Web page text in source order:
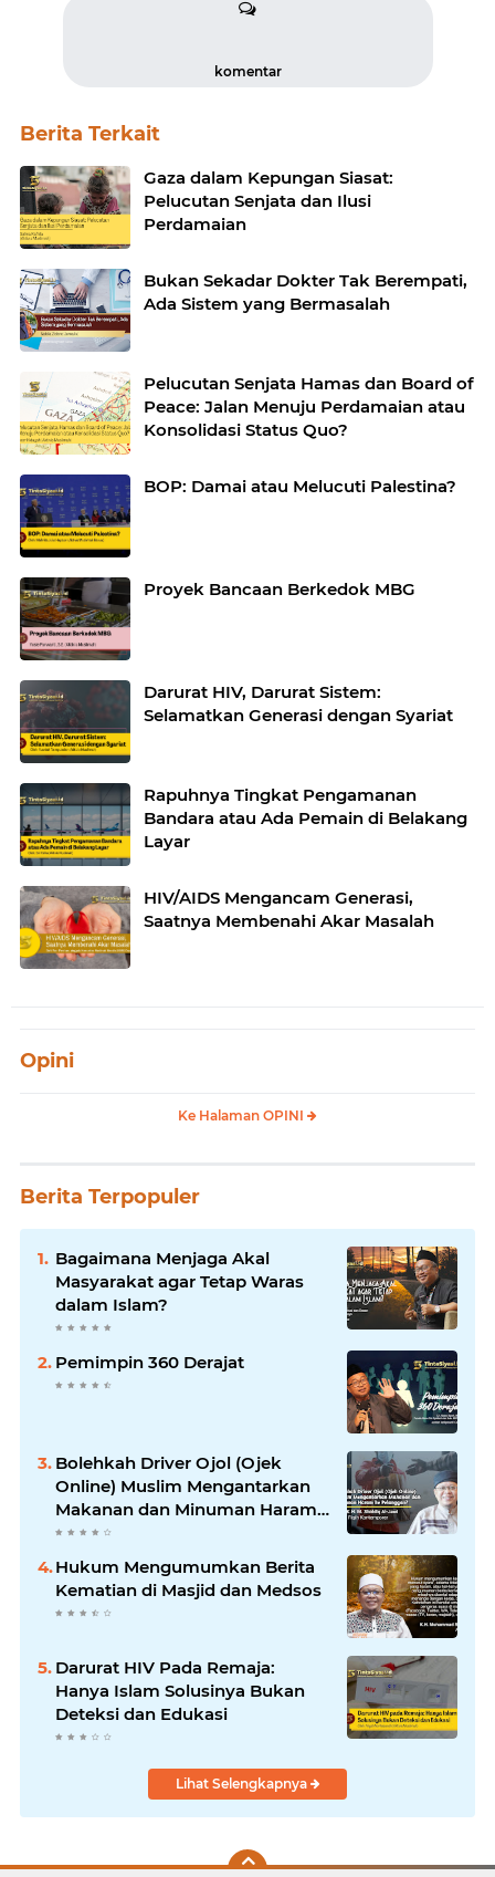
komentar
Berita Terkait
Gaza dalam Kepungan Siasat:
Pelucutan Senjata dan Ilusi
Perdamaian
Bukan Sekadar Dokter Tak Berempati,
Ada Sistem yang Bermasalah
Pelucutan Senjata Hamas dan Board of
Peace: Jalan Menuju Perdamaian atau
Konsolidasi Status Quo?
BOP: Damai atau Melucuti Palestina?
Proyek Bancaan Berkedok MBG
Darurat HIV, Darurat Sistem:
Selamatkan Generasi dengan Syariat
Rapuhnya Tingkat Pengamanan
Bandara atau Ada Pemain di Belakang
Layar
HIV/AIDS Mengancam Generasi,
Saatnya Membenahi Akar Masalah
Opini
Ke Halaman OPINI
Berita Terpopuler
Bagaimana Menjaga Akal
Masyarakat agar Tetap Waras
dalam Islam?
Pemimpin 360 Derajat
Bolehkah Driver Ojol (Ojek
Online) Muslim Mengantarkan
Makanan dan Minuman Haram
ke Pelanggan?
Hukum Mengumumkan Berita
Kematian di Masjid dan Medsos
Darurat HIV Pada Remaja:
Hanya Islam Solusinya Bukan
Deteksi dan Edukasi
Lihat Selengkapnya